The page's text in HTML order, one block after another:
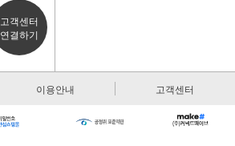
고객센터
연결하기
이용안내 고객센터